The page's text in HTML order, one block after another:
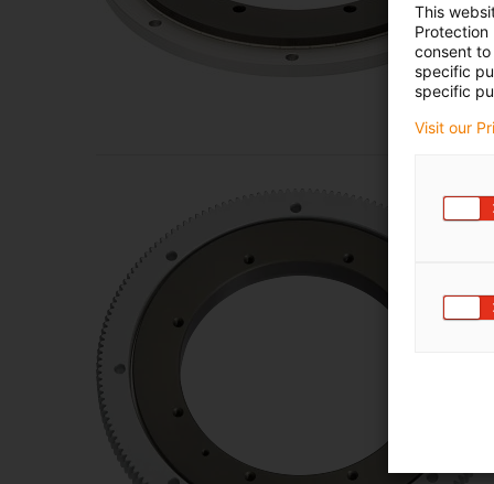
This
Protection
consent
specific
specific
Visit our